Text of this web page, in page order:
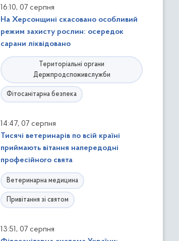
16:10, 07 серпня
На Херсонщині скасовано особливий
режим захисту рослин: осередок
сарани ліквідовано
Територіальні органи
Держпродспоживслужби
Фітосанітарна безпека
14:47, 07 серпня
Тисячі ветеринарів по всій країні
приймають вітання напередодні
професійного свята
Ветеринарна медицина
Привітання зі святом
13:51, 07 серпня